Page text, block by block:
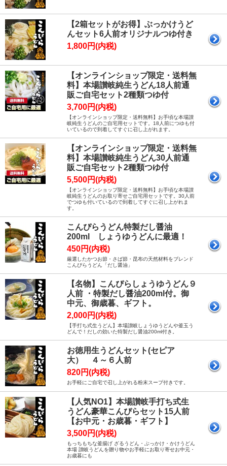
【2箱セットがお得】ぶっかけうど
んセット6人前オリジナルつゆ付き
1,800円(内税)
【オンラインショップ限定・送料無
料】本場讃岐純生うどん18人前通
販ご自宅セット2種類つゆ付
3,700円(内税)
【オンラインショップ限定・送料無料】お手頃な本場讃
岐純生うどんのご自宅用セットです。18人前につゆも付
いているので到着してすぐに召し上がれます。
【オンラインショップ限定・送料無
料】本場讃岐純生うどん30人前通
販ご自宅セット2種類つゆ付
5,500円(内税)
【オンラインショップ限定・送料無料】お手頃な本場讃
岐純生うどんのお取り寄せご自宅用セットです。30人前
でつゆも付いているので到着してすぐに召し上がれま
す。
こんぴらうどん特製だし醤油
200ml しょうゆうどんに最適！
450円(内税)
厳選したかつお節・さば節・昆布の天然材料をブレンド
こんぴらうどん「だし醤油」
【名物】こんぴらしょうゆうどん９
人前 ・特製だし醤油200ml付。御
中元、御歳暮、ギフト。
2,000円(内税)
【手打ち式生うどん】本場讃岐しょうゆうどんや釜玉う
どんで！だしの効いた特製だし醤油200ml付き。
お徳用生うどんセット(セピア
大） ４～６人前
820円(内税)
お手軽にご自宅で召し上がれる粉末スープ付きです。
【人気NO1】本場讃岐手打ち式生
うどん豪華こんぴらセット15人前
【お中元・お歳暮・ギフト】
3,500円(内税)
もっちもちな釜揚げ ざるうどん・ぶっかけ・かけうどん
本場 讃岐うどんを贈り物やお手軽にお取り寄せお中元・
お歳暮にも